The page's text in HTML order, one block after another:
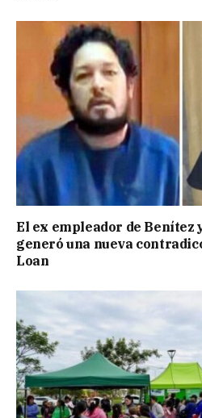
El ex empleador de Benítez
generó una nueva
Loan